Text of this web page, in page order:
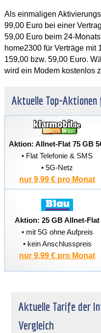
Als einmaligen
99,00 Euro bei einer
59,00 Euro beim 24-
home2300 für Verträge mit
159,00 bzw. 59,00 Euro.
wird ein Modem kostenlos
Aktuelle Top-
Aktion: Allnet-Flat 75 GB
• Flat Telefonie & SMS
• 5G-Netz
nur 9,99 € pro Monat
Aktion: 25 GB Allnet-Flat
• mit 5G ohne Aufpreis
• kein Anschlusspreis
nur 9,99 € pro Monat
Aktuelle Tarife der
Vergleich